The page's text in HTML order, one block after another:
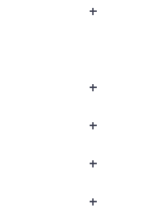
+
+
+
+
+